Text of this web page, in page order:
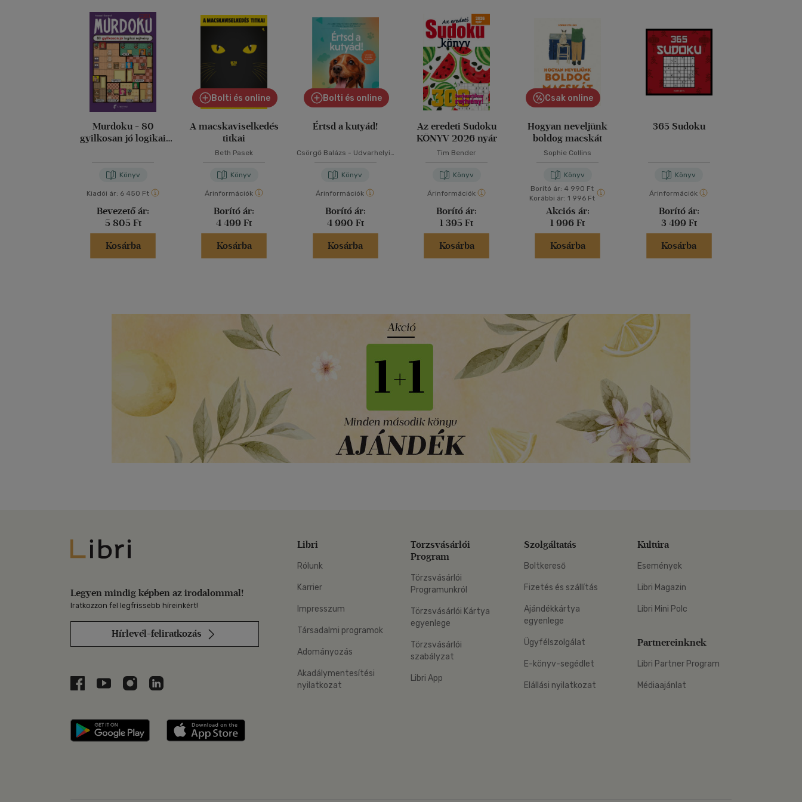
Murdoku - 80
gyilkosan jó logikai
Könyv
Kiadói ár: 6 450 Ft
Bevezető ár:
5 805 Ft
Kosárba
Bolti és online
A macskaviselkedés
titkai
Beth Pasek
Könyv
Árinformációk
Borító ár:
4 499 Ft
Kosárba
Bolti és online
Értsd a kutyád!
Csörgő Balázs - Udvarhelyi-
Könyv
Árinformációk
Borító ár:
4 990 Ft
Kosárba
Az eredeti Sudoku
KÖNYV 2026 nyár
Tim Bender
Könyv
Árinformációk
Borító ár:
1 395 Ft
Kosárba
Csak online
Hogyan neveljünk
boldog macskát
Sophie Collins
Könyv
Borító ár: 4 990 Ft
Korábbi ár: 1 996 Ft
Akciós ár:
1 996 Ft
Kosárba
365 Sudoku
Könyv
Árinformációk
Borító ár:
3 499 Ft
Kosárba
Libri
Legyen mindig képben az irodalommal!
Iratkozzon fel legfrissebb híreinkért!
Hírlevél-feliratkozás
Libri a Facebookon
Libri a Youtube-on
Libri az Instagramon
Libri a LinkedInen
Libri applikáció Szerezd meg: Google Play
Libri
Rólunk
Karrier
Impresszum
Társadalmi programok
Adományozás
Akadálymentesítési
nyilatkozat
Törzsvásárlói
Program
Törzsvásárlói
Programunkról
Törzsvásárlói Kártya
egyenlege
Törzsvásárlói
szabályzat
Libri App
Szolgáltatás
Boltkereső
Fizetés és szállítás
Ajándékkártya
egyenlege
Ügyfélszolgálat
E-könyv-segédlet
Elállási nyilatkozat
Kultúra
Események
Libri Magazin
Libri Mini Polc
Partnereinknek
Libri Partner Program
Médiaajánlat